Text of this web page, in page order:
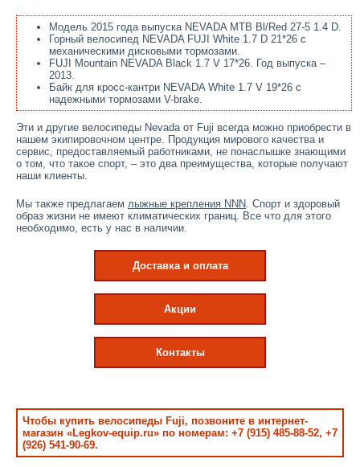
Модель 2015 года выпуска NEVADA MTB Bl/Red 27-5 1.4 D.
Горный велосипед NEVADA FUJI White 1.7 D 21*26 с
механическими дисковыми тормозами.
FUJI Mountain NEVADA Black 1.7 V 17*26. Год выпуска –
2013.
Байк для кросс-кантри NEVADA White 1.7 V 19*26 с
надежными тормозами V-brake.
Эти и другие велосипеды Nevada от Fuji всегда можно приобрести в
нашем экипировочном центре. Продукция мирового качества и
сервис, предоставляемый работниками, не понаслышке знающими
о том, что такое спорт, – это два преимущества, которые получают
наши клиенты.
Мы также предлагаем лыжные крепления NNN . Спорт и здоровый
образ жизни не имеют климатических границ. Все что для этого
необходимо, есть у нас в наличии.
Доставка и оплата
Акции
Контакты
Чтобы купить велосипеды Fuji, позвоните в интернет-
магазин «Legkov-equip.ru» по номерам: +7 (915) 485-88-52, +7
(926) 541-90-69.